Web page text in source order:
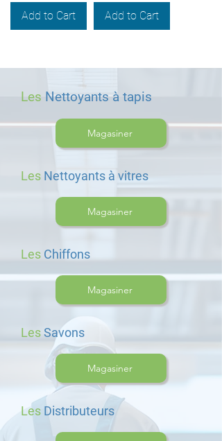
Add to Cart Add to Cart
Les Nettoyants à tapis
Magasiner
Les Nettoyants à vitres
Magasiner
Les Chiffons
Magasiner
LesSavons
Magasiner
Les Distributeurs